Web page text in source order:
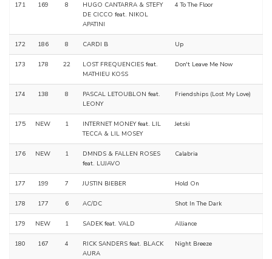
171 169 8
HUGO CANTARRA & STEFY
DE CICCO feat. NIKOL
APATINI
4 To The Floor
172 186 8 CARDI B Up
173 178 22
LOST FREQUENCIES feat.
MATHIEU KOSS
Don't Leave Me Now
174 138 8
PASCAL LETOUBLON feat.
LEONY
Friendships (Lost My Love)
175 NEW 1
INTERNET MONEY feat. LIL
TECCA & LIL MOSEY
Jetski
176 NEW 1
DMNDS & FALLEN ROSES
feat. LUJAVO
Calabria
177 199 7 JUSTIN BIEBER Hold On
178 177 6 AC/DC Shot In The Dark
179 NEW 1 SADEK feat. VALD Alliance
180 167 4
RICK SANDERS feat. BLACK
AURA
Night Breeze